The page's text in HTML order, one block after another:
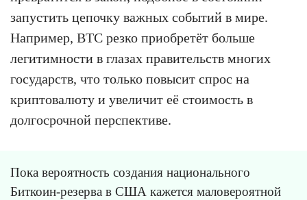
запустить цепочку важных событий в мире.
Например, BTC резко приобретёт больше
легитимности в глазах правительств многих
государств, что только повысит спрос на
криптовалюту и увеличит её стоимость в
долгосрочной перспективе.
Пока вероятность создания национального
Биткоин-резерва в США кажется маловероятной